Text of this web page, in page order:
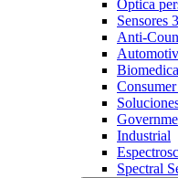
Óptica
Sensores
Anti-
Industrial
Spectral